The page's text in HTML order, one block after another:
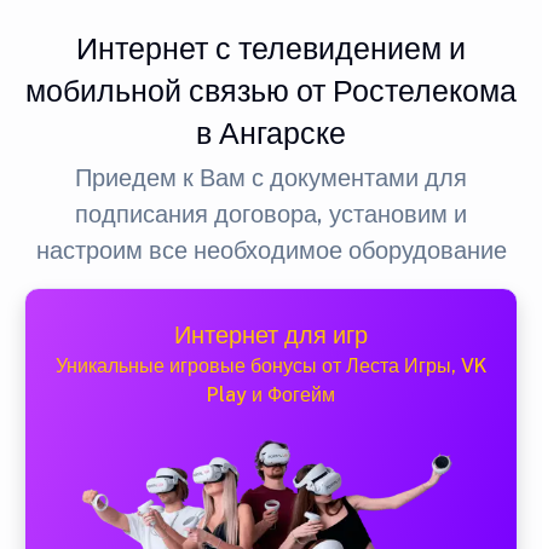
Интернет с телевидением и
мобильной связью от Ростелекома
в Ангарске
Приедем к Вам с документами для
подписания договора, установим и
настроим все необходимое оборудование
Интернет для игр
Уникальные игровые бонусы от Леста Игры, VK
Play и Фогейм